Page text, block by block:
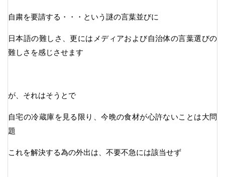
自粛を要請する・・・という謎の言葉並びに
日本語の難しさ、更にはメディアおよび自治体の言葉選びの
難しさを感じさせます
が、それはそうとで
自宅の冷蔵庫を見る限り、今晩の食材が心許ないことは大問
題
これを解決する為の外出は、不要不急には該当せず